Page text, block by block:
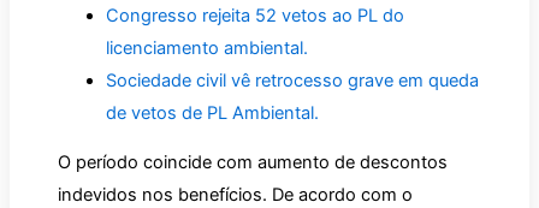
Congresso rejeita 52 vetos ao PL do
licenciamento ambiental.
Sociedade civil vê retrocesso grave em queda
de vetos de PL Ambiental.
O período coincide com aumento de descontos
indevidos nos benefícios. De acordo com o